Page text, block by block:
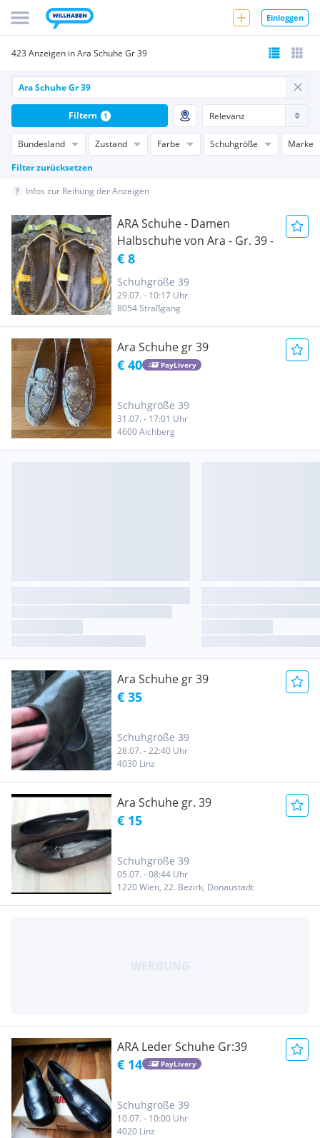
Einloggen
423 Anzeigen in Ara Schuhe Gr 39
Bundesland Zustand Farbe Schuhgröße
Marke
Filter zurücksetzen
Filtern 1
Infos zur Reihung der Anzeigen
ARA Schuhe - Damen
Halbschuhe von Ara - Gr. 39 -
€ 8
Schuhgröße 39
29.07. - 10:17 Uhr
8054 Straßgang
Ara Schuhe gr 39
€ 40 PayLivery
Schuhgröße 39
31.07. - 17:01 Uhr
4600 Aichberg
Ara Schuhe gr 39
€ 35
Schuhgröße 39
28.07. - 22:40 Uhr
4030 Linz
Ara Schuhe gr. 39
€ 15
Schuhgröße 39
05.07. - 08:44 Uhr
1220 Wien, 22. Bezirk, Donaustadt
ARA Leder Schuhe Gr:39
€ 14 PayLivery
Schuhgröße 39
10.07. - 10:00 Uhr
4020 Linz